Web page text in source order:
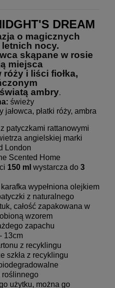
DREAM
o magicznych
nocy.
skąpane w rosie
miejsca
róży i liści fiołka,
ambry.
świeży
jałowca, płatki róży, ambra
patyczkami rattanowymi
angielskiej marki
London
Scented Home
150 ml wystarcza do 3
wypełniona olejkiem
z naturalnego
całość zapakowana w
wzorem
zapachu
13cm
z recyklingu
szkła z recyklingu
roślinnego
użytku, można go